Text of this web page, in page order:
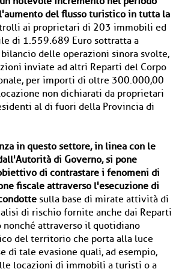
del flusso turistico in tutta la
ai proprietari di 203 immobili ed
di 1.559.689 Euro sottratta a
delle operazioni sinora svolte,
inviate ad altri Reparti del Corpo
per importi di oltre 300.000,00
non dichiarati da proprietari
al di fuori della Provincia di
in questo settore, in linea con le
di Governo, si pone
di contrastare i fenomeni di
fiscale attraverso l'esecuzione di
sulla base di mirate attività di
di rischio fornite anche dai Reparti
nonché attraverso il quotidiano
del territorio che porta alla luce
di tale evasione quali, ad esempio,
locazioni di immobili a turisti o a